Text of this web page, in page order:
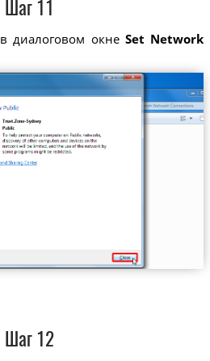
Шаг 11
в диалоговом окнеSet Network
Шаг 12